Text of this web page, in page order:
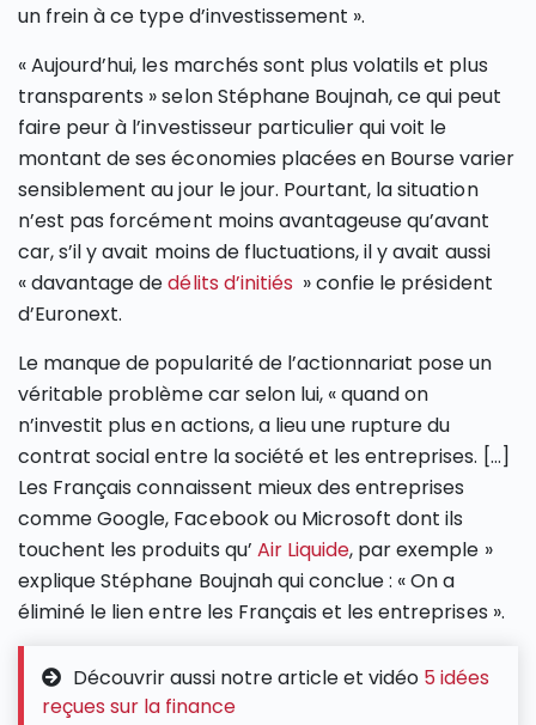
un frein à ce type d’investissement ».
« Aujourd’hui, les marchés sont plus volatils et plus
transparents » selon Stéphane Boujnah, ce qui peut
faire peur à l’investisseur particulier qui voit le
montant de ses économies placées en Bourse varier
sensiblement au jour le jour. Pourtant, la situation
n’est pas forcément moins avantageuse qu’avant
car, s’il y avait moins de fluctuations, il y avait aussi
« davantage dedélits d’initiés » confie le président
d’Euronext.
Le manque de popularité de l’actionnariat pose un
véritable problème car selon lui, « quand on
n’investit plus en actions, a lieu une rupture du
contrat social entre la société et les entreprises. […]
Les Français connaissent mieux des entreprises
comme Google, Facebook ou Microsoft dont ils
touchent les produits qu’ Air Liquide, par exemple »
explique Stéphane Boujnah qui conclue : « On a
éliminé le lien entre les Français et les entreprises ».
Découvrir aussi notre article et vidéo 5 idées
reçues sur la finance